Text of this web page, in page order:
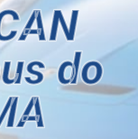
do